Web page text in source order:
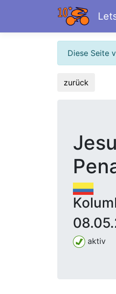
Diese Seite
zurück
aktiv